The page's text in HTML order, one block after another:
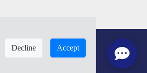
Decline Accept